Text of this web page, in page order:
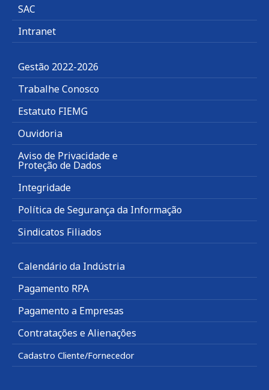
SAC
Intranet
Gestão 2022-2026
Trabalhe Conosco
Estatuto FIEMG
Ouvidoria
Aviso de Privacidade e
Proteção de Dados
Integridade
Política de Segurança da Informação
Sindicatos Filiados
Calendário da Indústria
Pagamento RPA
Pagamento a Empresas
Contratações e Alienações
Cadastro Cliente/Fornecedor